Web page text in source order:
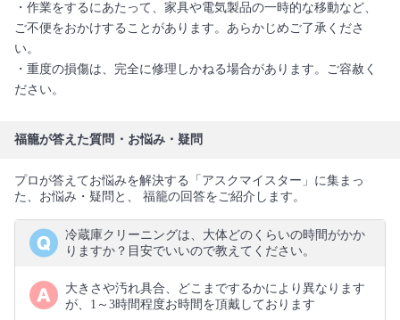
・作業をするにあたって、家具や電気製品の一時的な移動など、
ご不便をおかけすることがあります。あらかじめご了承くださ
い。
・重度の損傷は、完全に修理しかねる場合があります。ご容赦く
ださい。
福籠が答えた質問・お悩み・疑問
プロが答えてお悩みを解決する「アスクマイスター」に集まっ
た、お悩み・疑問と、 福籠の回答をご紹介します。
冷蔵庫クリーニングは、大体どのくらいの時間がかか
りますか？目安でいいので教えてください。
大きさや汚れ具合、どこまでするかにより異なります
が、1～3時間程度お時間を頂戴しております